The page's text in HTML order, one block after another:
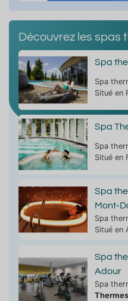
Découvrez les spas
Spa
Spa
Situé en
Spa
Spa
Situé en
Spa
Mont-
Spa
Situé en
Spa
Adour
Spa